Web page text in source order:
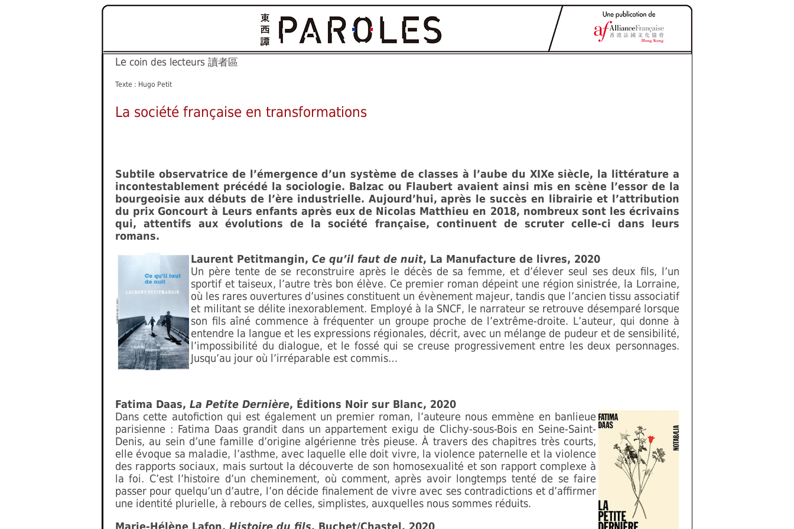
Le coin des lecteurs 讀者區
Texte : Hugo Petit
La société française en transformations
Subtile observatrice de l’émergence d’un système de classes à l’aube du XIXe siècle, la littérature a
incontestablement précédé la sociologie. Balzac ou Flaubert avaient ainsi mis en scène l’essor de la
bourgeoisie aux débuts de l’ère industrielle. Aujourd’hui, après le succès en librairie et l’attribution
du prix Goncourt à Leurs enfants après eux de Nicolas Matthieu en 2018, nombreux sont les écrivains
qui, attentifs aux évolutions de la société française, continuent de scruter celle-ci dans leurs
romans.
Laurent Petitmangin, Ce qu’il faut de nuit, La Manufacture de livres, 2020
Un père tente de se reconstruire après le décès de sa femme, et d’élever seul ses deux fils, l’un
sportif et taiseux, l’autre très bon élève. Ce premier roman dépeint une région sinistrée, la Lorraine,
où les rares ouvertures d’usines constituent un évènement majeur, tandis que l’ancien tissu associatif
et militant se délite inexorablement. Employé à la SNCF, le narrateur se retrouve désemparé lorsque
son fils aîné commence à fréquenter un groupe proche de l’extrême-droite. L’auteur, qui donne à
entendre la langue et les expressions régionales, décrit, avec un mélange de pudeur et de sensibilité,
l’impossibilité du dialogue, et le fossé qui se creuse progressivement entre les deux personnages.
Jusqu’au jour où l’irréparable est commis…
Fatima Daas, La Petite Dernière, Éditions Noir sur Blanc, 2020
Dans cette autofiction qui est également un premier roman, l’auteure nous emmène en banlieue
parisienne : Fatima Daas grandit dans un appartement exigu de Clichy-sous-Bois en Seine-Saint-
Denis, au sein d’une famille d’origine algérienne très pieuse. À travers des chapitres très courts,
elle évoque sa maladie, l’asthme, avec laquelle elle doit vivre, la violence paternelle et la violence
des rapports sociaux, mais surtout la découverte de son homosexualité et son rapport complexe à
la foi. C’est l’histoire d’un cheminement, où comment, après avoir longtemps tenté de se faire
passer pour quelqu’un d’autre, l’on décide finalement de vivre avec ses contradictions et d’affirmer
une identité plurielle, à rebours de celles, simplistes, auxquelles nous sommes réduits.
Marie-Hélène Lafon, Histoire du fils, Buchet/Chastel, 2020